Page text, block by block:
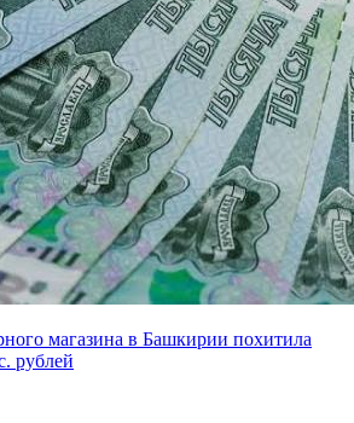
магазина в Башкирии похитила
рублей